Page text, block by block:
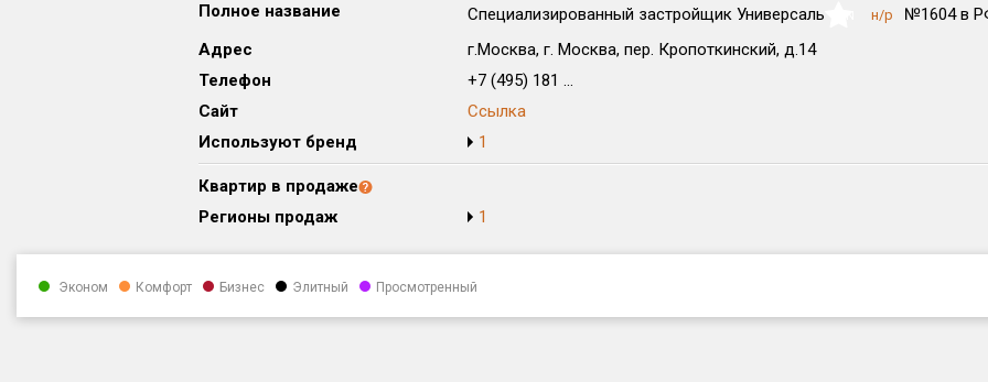
Полное название
Специализированный застройщик Универсаль н/р
№1604 в
Адрес
г.Москва, г. Москва, пер. Кропоткинский, д.14
Телефон
+7 (495) 181 ...
Сайт
Ссылка
Используют бренд
1
Квартир в продаже
Регионы продаж
1
Эконом Комфорт Бизнес Элитный Просмотренный